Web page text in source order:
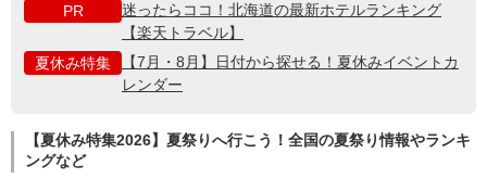
PR
迷ったらココ！北海道の最新ホテルランキング
【楽天トラベル】
夏休み特集
【7月・8月】日付から探せる！夏休みイベントカ
レンダー
【夏休み特集2026】夏祭りへ行こう！全国の夏祭り情報やランキ
ングなど